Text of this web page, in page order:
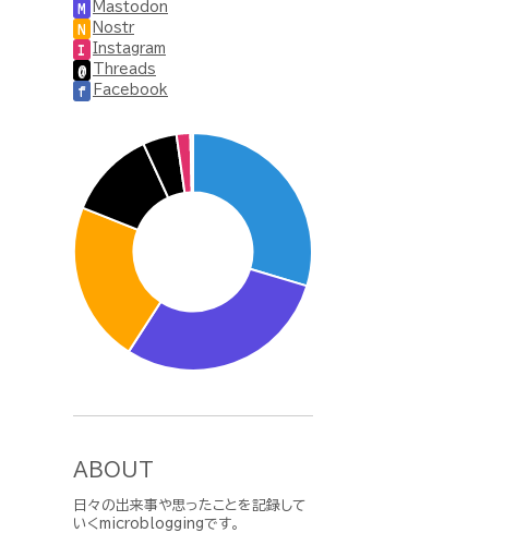
M Mastodon
N Nostr
I Instagram
@ Threads
f Facebook
ABOUT
日々の出来事や思ったことを記録して
いくmicrobloggingです。